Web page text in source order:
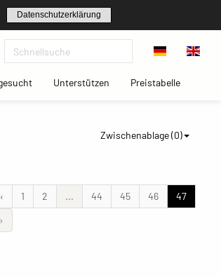
Datenschutzerklärung
(current)Unterstützen(current)Preistabelle(current)
Zwischenablage (0)
‹ 1 2 ... 44 45 46
47
›